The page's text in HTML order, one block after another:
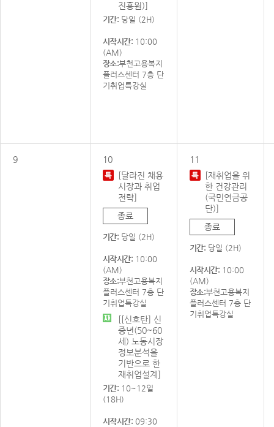
진흥원)]
기간: 당일 (2H)
시작시간: 10:00
(AM)
장소:부천고용복지
플러스센터 7층 단
기취업특강실
9
10
[달라진 채용
시장과 취업
전략]
종료
기간: 당일 (2H)
시작시간: 10:00
(AM)
장소:부천고용복지
플러스센터 7층 단
기취업특강실
[[신호탄] 신
중년(50~60
세) 노동시장
정보분석을
기반으로 한
재취업설계]
기간: 10~12일
(18H)
시작시간: 09:30
11
[재취업을 위
한 건강관리
(국민연금공
단)]
종료
기간: 당일 (2H)
시작시간: 10:00
(AM)
장소:부천고용복지
플러스센터 7층 단
기취업특강실